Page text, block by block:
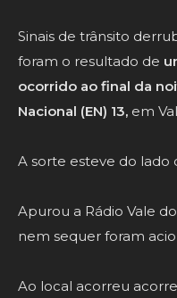
Sinais de trânsito
foram o resultado de
ocorrido ao final da
Nacional (EN) 13, em
A sorte esteve do lado
Apurou a Rádio Vale
nem sequer foram
Ao local acorreu